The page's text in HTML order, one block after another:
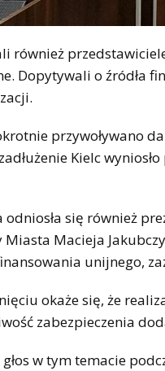
również
Dopytywali o źródła
przywoływano
Kielc
się również
Miasta Macieja
unijnego,
okaże się, że
zabezpieczenia
w tym temacie